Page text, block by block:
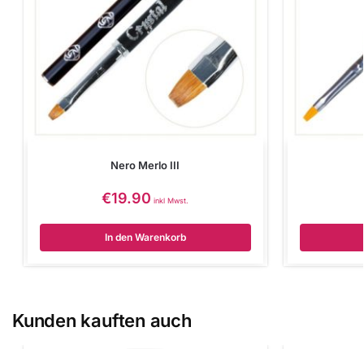
Nero Merlo III
€19.90 inkl Mwst.
In den Warenkorb
Kunden kauften auch